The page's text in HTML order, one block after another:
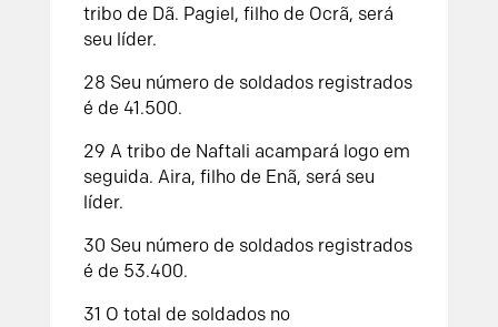
tribo de Dã. Pagiel, filho de Ocrã, será
seu líder.
28 Seu número de soldados registrados
é de 41.500.
29 A tribo de Naftali acampará logo em
seguida. Aira, filho de Enã, será seu
líder.
30 Seu número de soldados registrados
é de 53.400.
31 O total de soldados no